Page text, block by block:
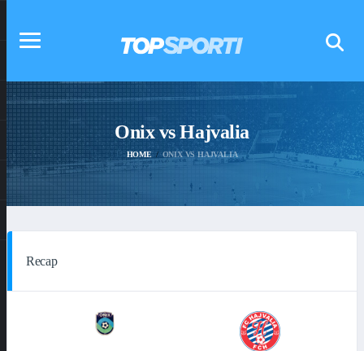
Onix vs Hajvalia
HOME ONIX VS HAJVALIA
Recap